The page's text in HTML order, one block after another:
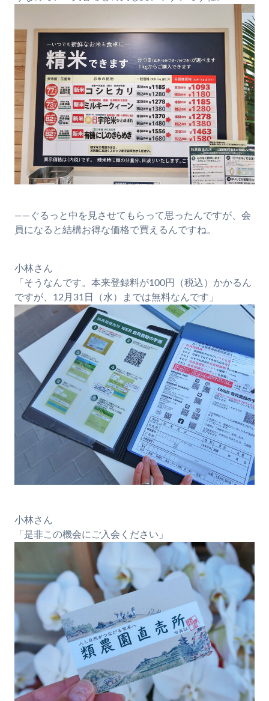
――ぐるっと中を見させてもらって思ったんですが、会
員になると結構お得な価格で買えるんですね。
小林さん
「そうなんです。本来登録料が100円（税込）かかるん
ですが、12月31日（水）までは無料なんです」
小林さん
「是非この機会にご入会ください」